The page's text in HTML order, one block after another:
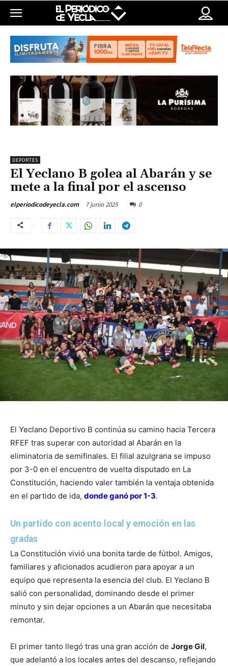
DEPORTES
El Yeclano B golea al Abarán y se
mete a la final por el ascenso
elperiodicodeyecla.com 7 junio 2025 0
El Yeclano Deportivo B continúa su camino hacia Tercera
RFEF tras superar con autoridad al Abarán en la
eliminatoria de semifinales. El filial azulgrana se impuso
por 3-0 en el encuentro de vuelta disputado en La
Constitución, haciendo valer también la ventaja obtenida
en el partido de ida, donde ganó por 1-3.
Un partido con acento local y emoción en las
gradas
La Constitución vivió una bonita tarde de fútbol. Amigos,
familiares y aficionados acudieron para apoyar a un
equipo que representa la esencia del club. El Yeclano B
salió con personalidad, dominando desde el primer
minuto y sin dejar opciones a un Abarán que necesitaba
remontar.
El primer tanto llegó tras una gran acción de Jorge Gil,
que adelantó a los locales antes del descanso, reflejando